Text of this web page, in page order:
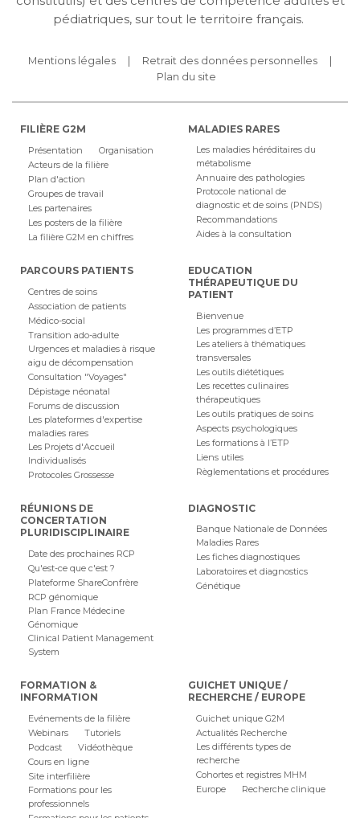
pédiatriques, sur tout le territoire français.
Mentions légales
Retrait des données personnelles
Plan du site
FILIÈRE G2M
Présentation
Organisation
Acteurs de la filière
Plan d'action
Groupes de travail
Les partenaires
Les posters de la filière
La filière G2M en chiffres
MALADIES RARES
Les maladies héréditaires du
métabolisme
Annuaire des pathologies
Protocole national de
diagnostic et de soins (PNDS)
Recommandations
Aides à la consultation
PARCOURS PATIENTS
Centres de soins
Association de patients
Médico-social
Transition ado-adulte
Urgences et maladies à risque
aigu de décompensation
Consultation "Voyages"
Dépistage néonatal
Forums de discussion
Les plateformes d'expertise
maladies rares
Les Projets d'Accueil
Individualisés
Protocoles Grossesse
EDUCATION
THÉRAPEUTIQUE DU
PATIENT
Bienvenue
Les programmes d’ETP
Les ateliers à thématiques
transversales
Les outils diététiques
Les recettes culinaires
thérapeutiques
Les outils pratiques de soins
Aspects psychologiques
Les formations à l’ETP
Liens utiles
Règlementations et procédures
RÉUNIONS DE
CONCERTATION
PLURIDISCIPLINAIRE
Date des prochaines RCP
Qu'est-ce que c'est ?
Plateforme ShareConfrère
RCP génomique
Plan France Médecine
Génomique
Clinical Patient Management
System
DIAGNOSTIC
Banque Nationale de Données
Maladies Rares
Les fiches diagnostiques
Laboratoires et diagnostics
Génétique
FORMATION &
INFORMATION
Evénements de la filière
Webinars
Tutoriels
Podcast
Vidéothèque
Cours en ligne
Site interfilière
Formations pour les
professionnels
GUICHET UNIQUE /
RECHERCHE / EUROPE
Guichet unique G2M
Actualités Recherche
Les différents types de
recherche
Cohortes et registres MHM
Europe
Recherche clinique